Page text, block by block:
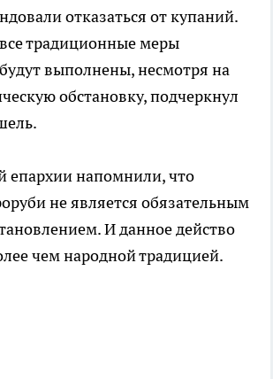
отказаться от купаний.
традиционные меры
выполнены, несмотря на
обстановку, подчеркнул
епархии напомнили, что
не является обязательным
И данное действо
чем народной традицией.